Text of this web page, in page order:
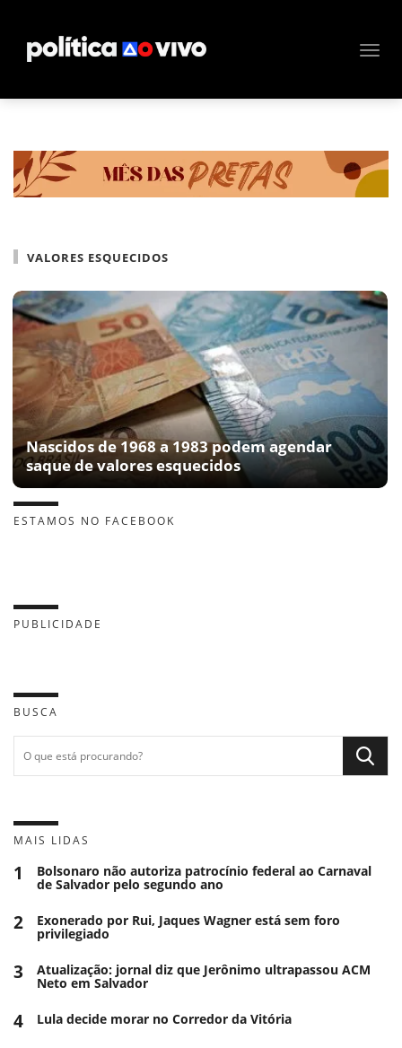
VALORES ESQUECIDOS
Nascidos de 1968 a 1983 podem agendar
saque de valores esquecidos
ESTAMOS NO FACEBOOK
PUBLICIDADE
BUSCA
MAIS LIDAS
1 Bolsonaro não autoriza patrocínio federal ao Carnaval
de Salvador pelo segundo ano
2 Exonerado por Rui, Jaques Wagner está sem foro
privilegiado
3 Atualização: jornal diz que Jerônimo ultrapassou ACM
Neto em Salvador
4 Lula decide morar no Corredor da Vitória